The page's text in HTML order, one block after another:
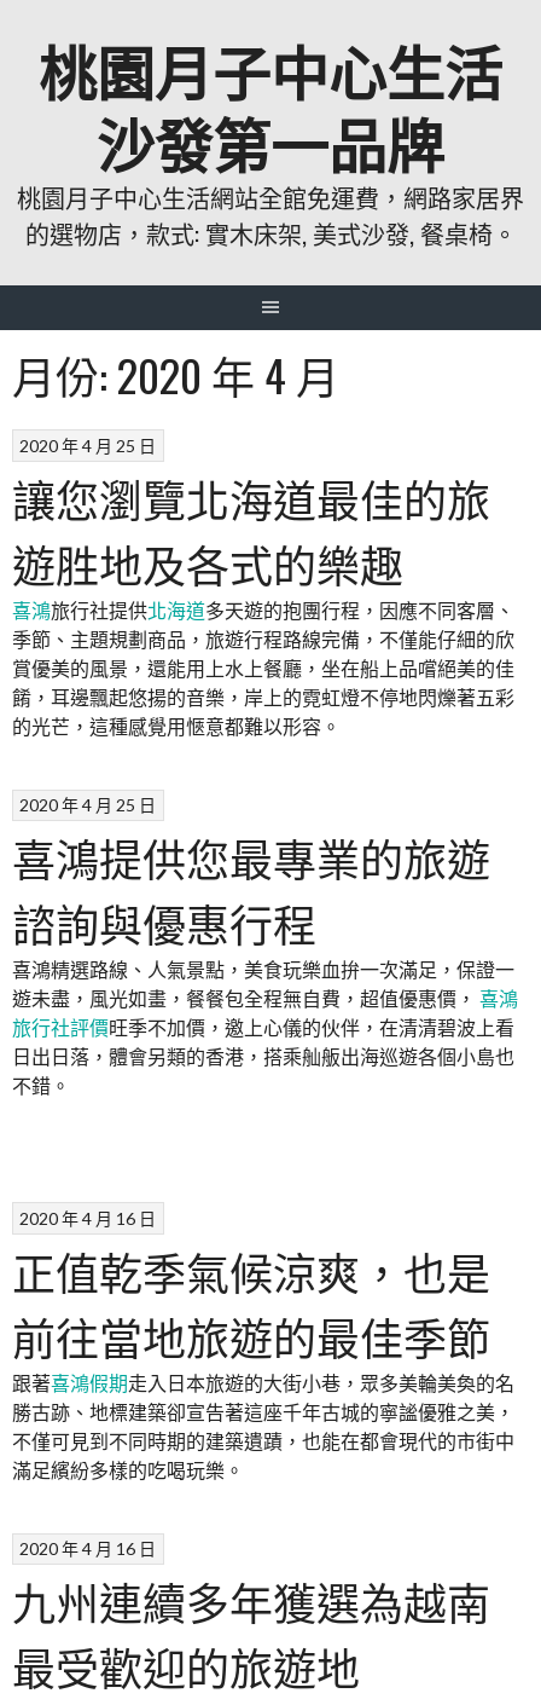
桃園月子中心生活
沙發第一品牌
桃園月子中心生活網站全館免運費，網路家居界
的選物店，款式: 實木床架, 美式沙發, 餐桌椅。
月份:2020 年 4 月
2020 年 4 月 25 日
讓您瀏覽北海道最佳的旅
遊胜地及各式的樂趣
喜鴻旅行社提供北海道多天遊的抱團行程，因應不同客層、
季節、主題規劃商品，旅遊行程路線完備，不僅能仔細的欣
賞優美的風景，還能用上水上餐廳，坐在船上品嚐絕美的佳
餚，耳邊飄起悠揚的音樂，岸上的霓虹燈不停地閃爍著五彩
的光芒，這種感覺用愜意都難以形容。
2020 年 4 月 25 日
喜鴻提供您最專業的旅遊
諮詢與優惠行程
喜鴻精選路線、人氣景點，美食玩樂血拚一次滿足，保證一
遊未盡，風光如畫，餐餐包全程無自費，超值優惠價， 喜鴻
旅行社評價旺季不加價，邀上心儀的伙伴，在清清碧波上看
日出日落，體會另類的香港，搭乘舢舨出海巡遊各個小島也
不錯。
2020 年 4 月 16 日
正值乾季氣候涼爽，也是
前往當地旅遊的最佳季節
跟著喜鴻假期走入日本旅遊的大街小巷，眾多美輪美奐的名
勝古跡、地標建築卻宣告著這座千年古城的寧謐優雅之美，
不僅可見到不同時期的建築遺蹟，也能在都會現代的市街中
滿足繽紛多樣的吃喝玩樂。
2020 年 4 月 16 日
九州連續多年獲選為越南
最受歡迎的旅遊地